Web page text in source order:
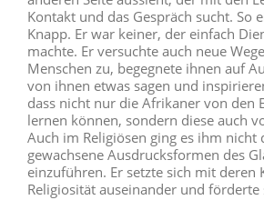
Kontakt und das Gespräch sucht. So
Knapp. Er war keiner, der einfach
machte. Er versuchte auch neue
Menschen zu, begegnete ihnen auf
von ihnen etwas sagen und
dass nicht nur die Afrikaner von den
lernen können, sondern diese auch
Auch im Religiösen ging es ihm nicht
gewachsene Ausdrucksformen des
einzuführen. Er setzte sich mit deren
Religiosität auseinander und förderte